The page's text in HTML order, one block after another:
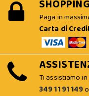
Paga in
Carta di
Ti assistiamo
349 11 91 149